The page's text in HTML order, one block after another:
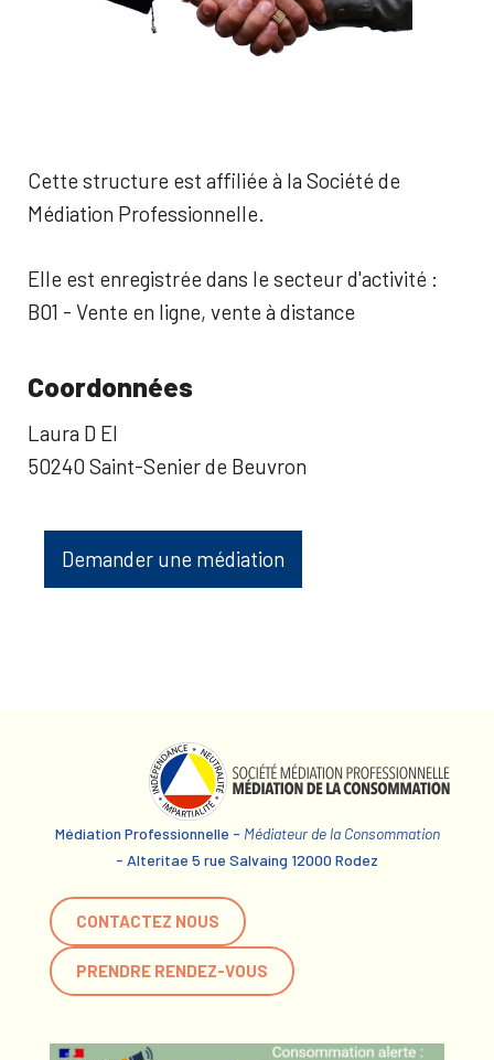
Cette structure est affiliée à la Société de
Médiation Professionnelle.
Elle est enregistrée dans le secteur d'activité :
B01 - Vente en ligne, vente à distance
Coordonnées
Laura D EI
50240 Saint-Senier de Beuvron
Demander une médiation
Médiation Professionnelle - Médiateur de la Consommation
- Alteritae 5 rue Salvaing 12000 Rodez
CONTACTEZ NOUS
PRENDRE RENDEZ-VOUS